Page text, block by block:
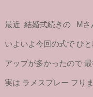
最近 結婚式続きの Mさ
いよいよ今回の式で ひ
アップが多かったので
実は ラメスプレー フり